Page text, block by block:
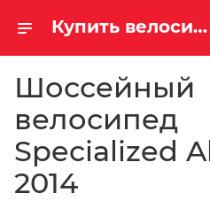
Купить велосипед для шоссе Specialized Allez C2 2014 на за 56560.00000000 рублей в Саратове и Энгельсе
Шоссейный
велосипед
Specialized
2014